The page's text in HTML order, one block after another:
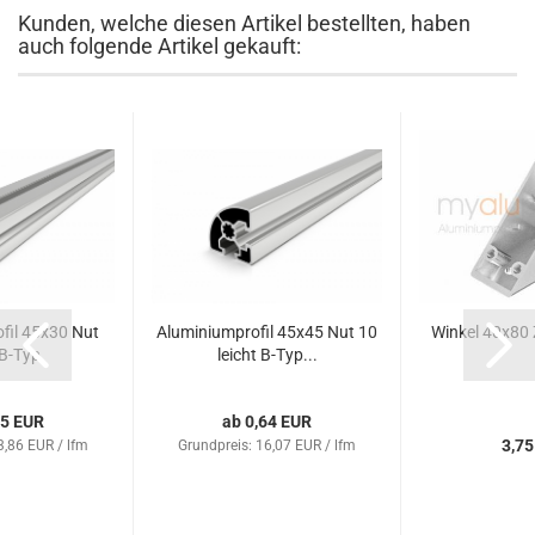
Kunden, welche diesen Artikel bestellten, haben
auch folgende Artikel gekauft:
45x30 Nut
Typ
EUR
EUR / lfm
Aluminiumprofil 45x45 Nut 10
leicht B-Typ...
ab 0,64 EUR
Grundpreis: 16,07 EUR / lfm
Winkel 40x80
3,75